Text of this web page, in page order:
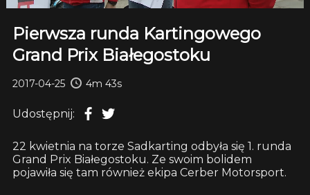
Pierwsza runda Kartingowego
Grand Prix Białegostoku
2017-04-25 4m 43s
Udostępnij:
22 kwietnia na torze Sadkarting odbyła się 1. runda
Grand Prix Białegostoku. Ze swoim bolidem
pojawiła się tam również ekipa Cerber Motorsport.